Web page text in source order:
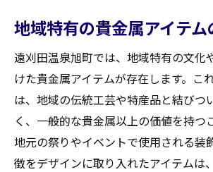
地域特有の貴金属アイテム
遠刈田温泉旭町では、地域特有の文化
けた貴金属アイテムが存在します。こ
は、地域の伝統工芸や特産品と結びつ
く、一般的な貴金属以上の価値を持つ
地元の祭りやイベントで使用される装
徴をデザインに取り入れたアイテムは